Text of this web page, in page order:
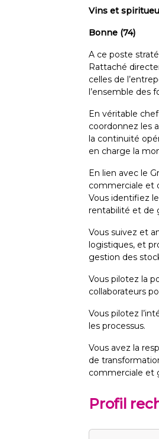
Vins et
Bonne (74)
A ce poste
Rattaché
celles de
l’ensemble des
En véritable
coordonnez les
la continuité
en charge la
En lien avec le
commerciale et
Vous identifiez
rentabilité et de
Vous suivez et
logistiques, et
gestion des
Vous pilotez la
collaborateurs
Vous pilotez
les processus.
Vous avez la
de
commerciale et
Profil